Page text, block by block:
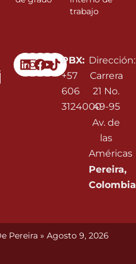
Linkedin
Instagram
Facebook
Youtube
PBX:
+57
606
3124000
Dirección:
Carrera
21 No.
49-95
Av. de
las
Américas
Pereira,
Colombia
trabajo
Pereira » Agosto 9, 2026